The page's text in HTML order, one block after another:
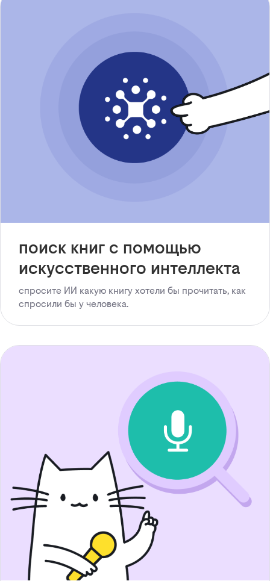
поиск книг с помощью
искусственного интеллекта
спросите ИИ какую книгу хотели бы прочитать, как
спросили бы у человека.